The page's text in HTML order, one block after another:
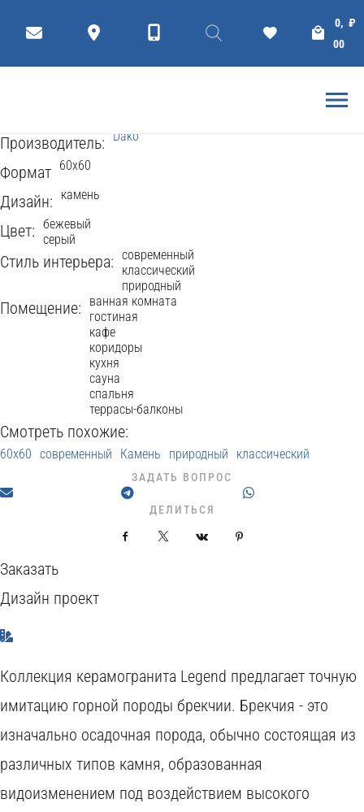
₽
0,
00
Коллекция керамогранита Legend предлагает точную
имитацию горной породы брекчии. Брекчия - это
изначально осадочная порода, обычно состоящая из
различных типов камня, образованная
видоизменением под воздействием высокого
LEGEND 60x60
Производитель: Dako
Формат 60x60
Дизайн: камень
Цвет: бежевый
серый
Стиль интерьера: современный
классический
природный
Помещение:
ванная комната
гостиная
кафе
коридоры
кухня
сауна
спальня
террасы-балконы
Смотреть похожие:
60x60 современный Камень природный классический
ЗАДАТЬ ВОПРОС
ДЕЛИТЬСЯ
Facebook VKontakte
Заказать
Дизайн проект